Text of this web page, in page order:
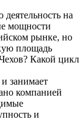
на
мощности
рынке, но
площадь
Какой цикл
занимает
компанией
и